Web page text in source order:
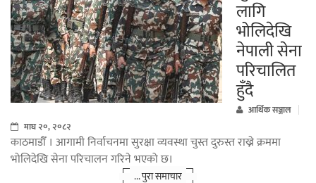
लागि
भोलिदेखि
नेपाली सेना
परिचालित
हुँदै
आर्थिक सञ्जाल
माघ २०, २०८२
काठमाडौँ । आगामी निर्वाचनमा सुरक्षा व्यवस्था चुस्त दुरुस्त राख्ने क्रममा
भोलिदेखि सेना परिचालन गरिने भएको छ।
... पुरा समाचार